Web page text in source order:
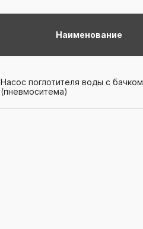
Наименование
Насос поглотителя воды с бачком
(пневмоситема)